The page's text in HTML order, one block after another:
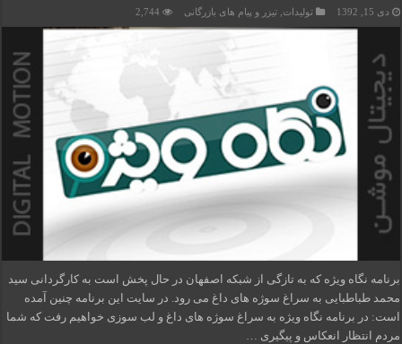
دی 15, 1392 تولیدات ,تیزر و پیام های بازرگانی 2,744
برنامه نگاه ویژه که به تازگی از شبکه اصفهان در حال پخش است به کارگردانی سید
محمد طباطبایی به سراغ سوژه های داغ می رود. در سایت این برنامه چنین آمده
است: در برنامه نگاه ویژه به سراغ سوژه های داغ و لب سوزی خواهیم رفت که شما
مردم انتظار انعکاس و پیگیری …